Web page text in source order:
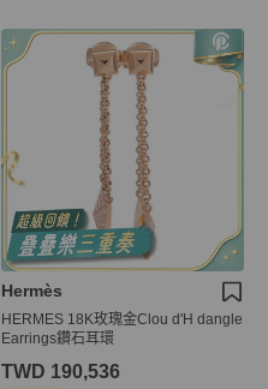
Hermès
HERMES 18K玫瑰金Clou d'H dangle
Earrings鑽石耳環
TWD 190,536